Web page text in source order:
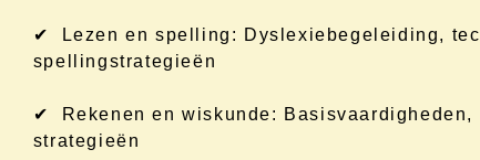
✔ Lezen en spelling: Dyslexiebegeleiding,
spellingstrategieën
✔ Rekenen en wiskunde: Basisvaardigheden,
strategieën